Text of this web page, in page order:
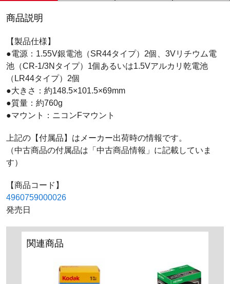
商品説明
【製品仕様】
●電源：1.55V銀電池（SR44タイプ）2個、3Vリチウム電
池（CR-1/3Nタイプ）1個あるいは1.5Vアルカリ乾電池
（LR44タイプ）2個
●大きさ：約148.5×101.5×69mm
●質量：約760g
●マウント：ニコンFマウント
上記の【付属品】はメーカー出荷時の情報です。
（中古商品の付属品は「中古商品情報」に記載していま
す）
【商品コード】
4960759000026
発売日
関連商品